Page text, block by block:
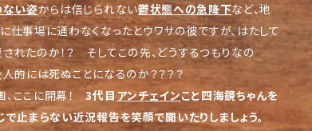
ない姿からは信じられない鬱状態への急降下など、地
事場に通わなくなったとウワサの彼ですが、はたして
れたのか！？ そしてこの先、どうするつもりなの
的には死ぬことになるのか？？？？
、ここに開幕！3代目 アンチェインこと四海鏡ちゃんを
止まらない近況報告を笑顔で聞いたりしましょう。